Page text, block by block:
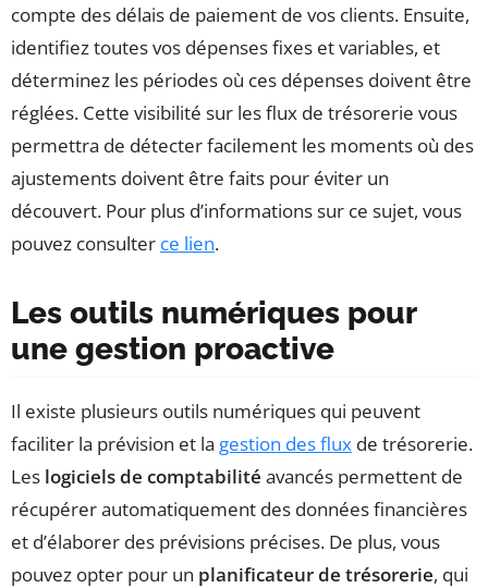
compte des délais de paiement de vos clients. Ensuite,
identifiez toutes vos dépenses fixes et variables, et
déterminez les périodes où ces dépenses doivent être
réglées. Cette visibilité sur les flux de trésorerie vous
permettra de détecter facilement les moments où des
ajustements doivent être faits pour éviter un
découvert. Pour plus d’informations sur ce sujet, vous
pouvez consulter ce lien.
Les outils numériques pour
une gestion proactive
Il existe plusieurs outils numériques qui peuvent
faciliter la prévision et la gestion des flux de trésorerie.
Les logiciels de comptabilité avancés permettent de
récupérer automatiquement des données financières
et d’élaborer des prévisions précises. De plus, vous
pouvez opter pour un planificateur de trésorerie, qui